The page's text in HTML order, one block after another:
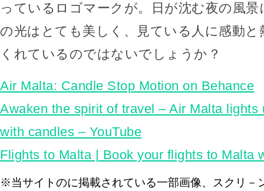
っているロゴマークが。日が沈む夜の風
の光はとても美しく、見ている人に感動
くれているのではないでしょうか？
Air Malta: Candle Stop Motion on Behance
Awaken the spirit of travel – Air Malta lights
with candles – YouTube
Flights to Malta | Book your flights to Malta
※当サイトのに掲載されている一部画像、スクリ－